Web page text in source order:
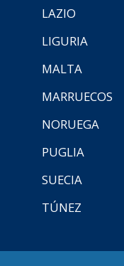
LAZIO
LIGURIA
MALTA
MARRUECOS
NORUEGA
PUGLIA
SUECIA
TÚNEZ